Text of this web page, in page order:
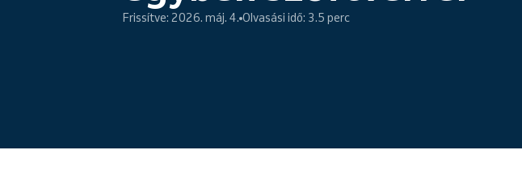
Online foglalás
Egy vállalatot működtet
Frissítve: 2026. máj. 4. Olvasási idő: 3.5 perc